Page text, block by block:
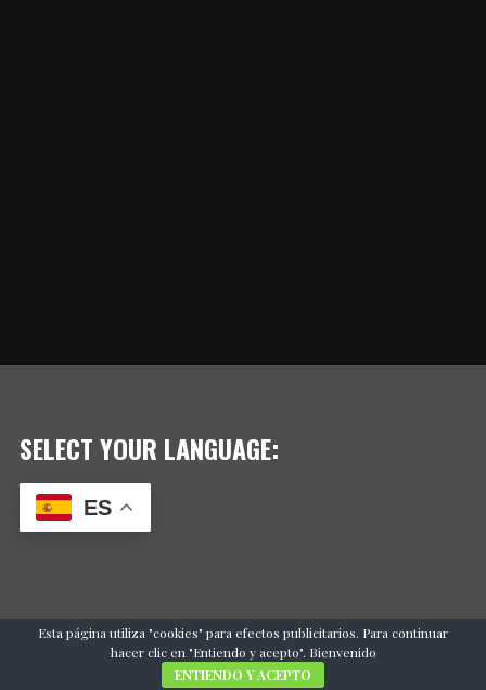
SELECT YOUR LANGUAGE:
ES
Esta página utiliza "cookies" para efectos publicitarios. Para continuar
hacer clic en "Entiendo y acepto". Bienvenido
ENTIENDO Y ACEPTO